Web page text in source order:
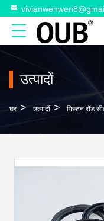
उत्पादों
घर > उत्पादों > पिस्टन रॉड